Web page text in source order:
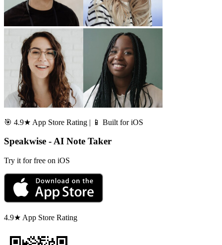
🎯 4.9★ App Store Rating | 📱 Built for iOS
Speakwise - AI Note Taker
Try it for free on iOS
4.9★ App Store Rating